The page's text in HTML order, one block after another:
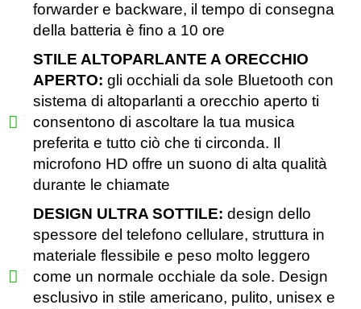
forwarder e backware, il tempo di consegna
della batteria è fino a 10 ore
STILE ALTOPARLANTE A ORECCHIO
APERTO: gli occhiali da sole Bluetooth con
sistema di altoparlanti a orecchio aperto ti
consentono di ascoltare la tua musica
preferita e tutto ciò che ti circonda. Il
microfono HD offre un suono di alta qualità
durante le chiamate
DESIGN ULTRA SOTTILE: design dello
spessore del telefono cellulare, struttura in
materiale flessibile e peso molto leggero
come un normale occhiale da sole. Design
esclusivo in stile americano, pulito, unisex e